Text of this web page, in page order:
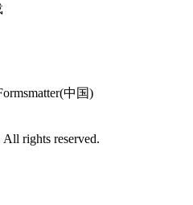
中国)
rights reserved.